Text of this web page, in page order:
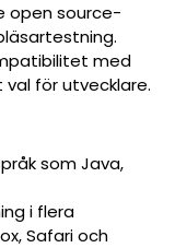
open source-
med
för utvecklare.
som Java,
i flera
Safari och